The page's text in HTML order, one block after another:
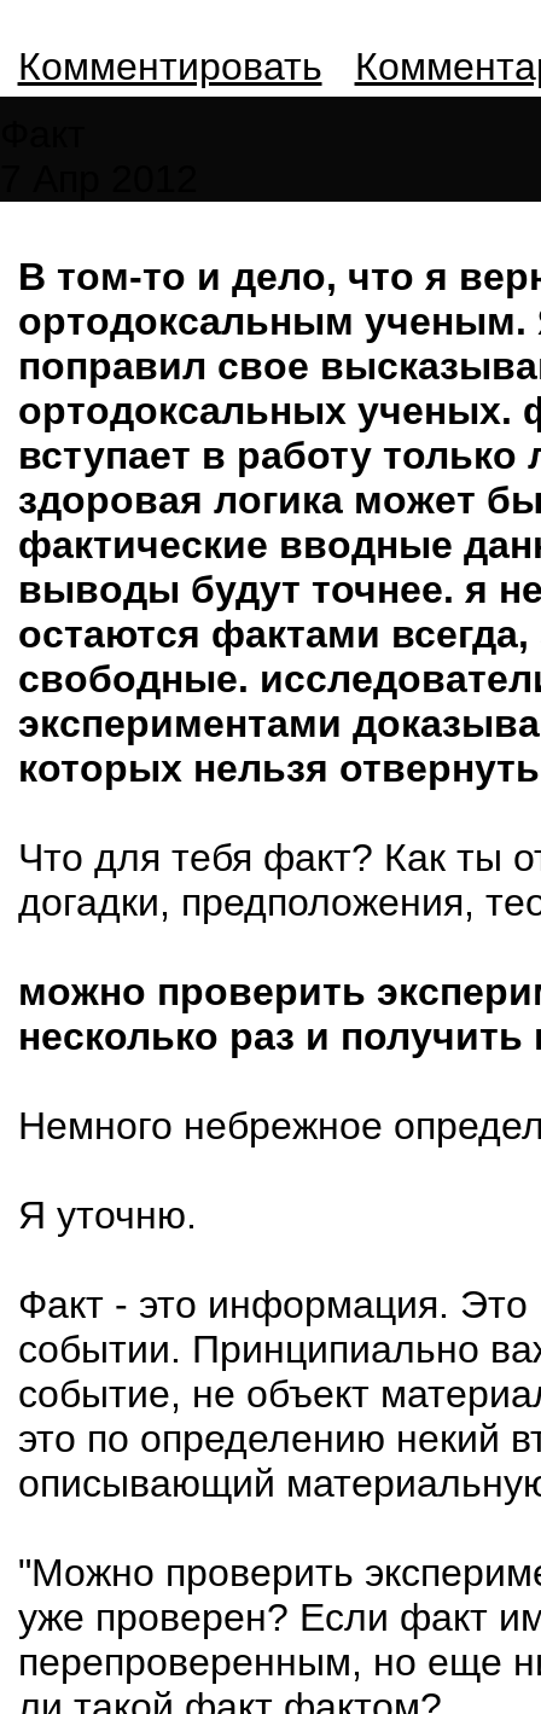
Комментировать
В том-то и дело, что я
ортодоксальным
поправил свое
ортодоксальных ученых.
вступает в работу
здоровая логика может
фактические вводные
выводы будут точнее. я
остаются фактами
свободные.
экспериментами
которых нельзя
Что для тебя факт? Как ты
догадки, предположения,
можно проверить
несколько раз и
Немного небрежное
Я уточню.
Факт - это информация.
событии. Принципиально
событие, не объект
это по определению некий
описывающий
"Можно проверить
уже проверен? Если факт
перепроверенным, но еще